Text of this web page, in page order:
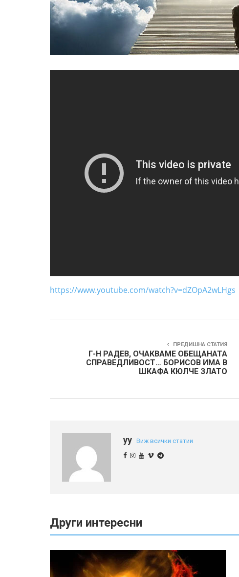
https://www.youtube.com/watch?v=dZOpA2wLHgs
ПРЕДИШНА СТАТИЯ
Г-Н РАДЕВ, ОЧАКВАМЕ ОБЕЩАНАТА
СПРАВЕДЛИВОСТ… БОРИСОВ ИМА В
ШКАФА КЮЛЧЕ ЗЛАТО
yy Виж всички статии
Други интересни